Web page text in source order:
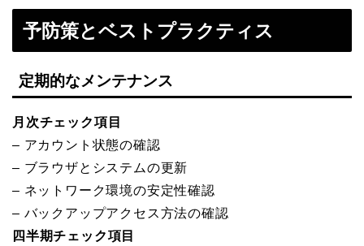
予防策とベストプラクティス
定期的なメンテナンス
月次チェック項目
– アカウント状態の確認
– ブラウザとシステムの更新
– ネットワーク環境の安定性確認
– バックアップアクセス方法の確認
四半期チェック項目